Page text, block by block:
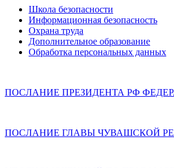
Школа безопасности
Информационная безопасность
Охрана труда
Дополнительное образование
Обработка персональных данных
ПОСЛАНИЕ ПРЕЗИДЕНТА РФ
ПОСЛАНИЕ ГЛАВЫ ЧУВАШСКОЙ